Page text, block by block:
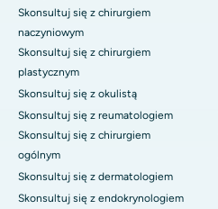
Skonsultuj się z chirurgiem
naczyniowym
Skonsultuj się z chirurgiem
plastycznym
Skonsultuj się z okulistą
Skonsultuj się z reumatologiem
Skonsultuj się z chirurgiem
ogólnym
Skonsultuj się z dermatologiem
Skonsultuj się z endokrynologiem